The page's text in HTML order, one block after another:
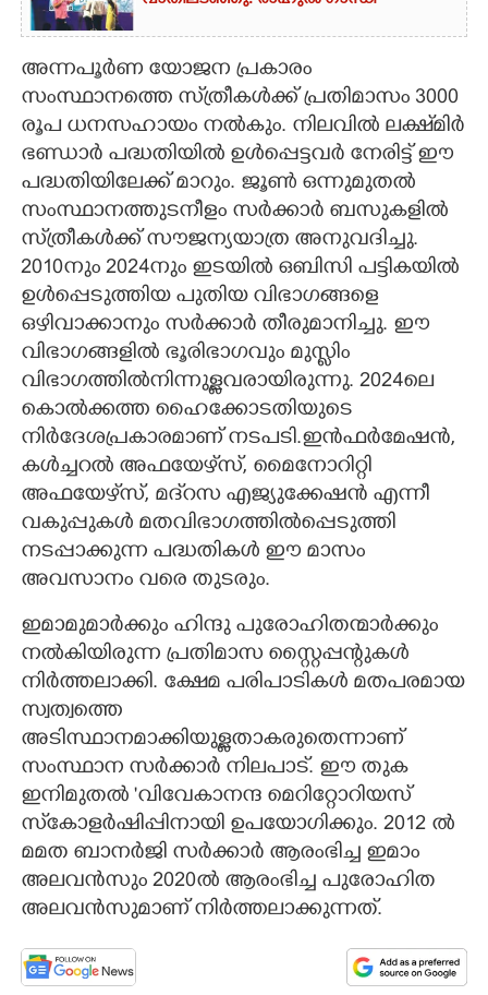
അന്നപൂർണ യോജന പ്രകാരം
സംസ്ഥാനത്തെ സ്‌ത്രീകൾക്ക് പ്രതിമാസം 3000
രൂപ ധനസഹായം നൽകും. നിലവിൽ ലക്ഷ്‌മിർ
ഭണ്ഡാർ പദ്ധതിയിൽ ഉൾപ്പെട്ടവർ നേരിട്ട് ഈ
പദ്ധതിയിലേക്ക് മാറും. ജൂൺ ഒന്നുമുതൽ
സംസ്ഥാനത്തുടനീളം സർക്കാർ ബസുകളിൽ
സ്‌ത്രീകൾക്ക് സൗജന്യയാത്ര അനുവദിച്ചു.
2010നും 2024നും ഇടയിൽ ഒബിസി പട്ടികയിൽ
ഉൾപ്പെടുത്തിയ പുതിയ വിഭാഗങ്ങളെ
ഒഴിവാക്കാനും സർക്കാർ തീരുമാനിച്ചു. ഈ
വിഭാഗങ്ങളിൽ ഭൂരിഭാഗവും മുസ്ലിം
വിഭാഗത്തിൽനിന്നുള്ളവരായിരുന്നു. 2024ലെ
കൊൽക്കത്ത ഹൈക്കോടതിയുടെ
നിർദേശപ്രകാരമാണ് നടപടി.ഇൻഫർമേഷൻ,
കൾച്ചറൽ അഫയേഴ്‌സ്, മൈനോറിറ്റി
അഫയേഴ്‌സ്, മദ്‌റസ എജ്യുക്കേഷൻ എന്നീ
വകുപ്പുകൾ മതവിഭാഗത്തിൽപ്പെടുത്തി
നടപ്പാക്കുന്ന പദ്ധതികൾ ഈ മാസം
അവസാനം വരെ തുടരും.
ഇമാമുമാർക്കും ഹിന്ദു പുരോഹിതന്മാർക്കും
നൽകിയിരുന്ന പ്രതിമാസ സ്റ്റൈപ്പന്റുകൾ
നിർത്തലാക്കി. ക്ഷേമ പരിപാടികൾ മതപരമായ
സ്വത്വത്തെ
അടിസ്ഥാനമാക്കിയുള്ളതാകരുതെന്നാണ്
സംസ്ഥാന സർക്കാർ നിലപാട്. ഈ തുക
ഇനിമുതൽ 'വിവേകാനന്ദ മെറിറ്റോറിയസ്
സ്‌കോളർഷിപ്പിനായി ഉപയോഗിക്കും. 2012 ൽ
മമത ബാനർജി സർക്കാർ ആരംഭിച്ച ഇമാം
അലവൻസും 2020ൽ ആരംഭിച്ച പുരോഹിത
അലവൻസുമാണ് നിർത്തലാക്കുന്നത്.